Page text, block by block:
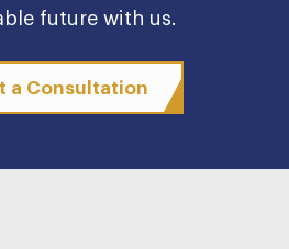
future with us.
a Consultation